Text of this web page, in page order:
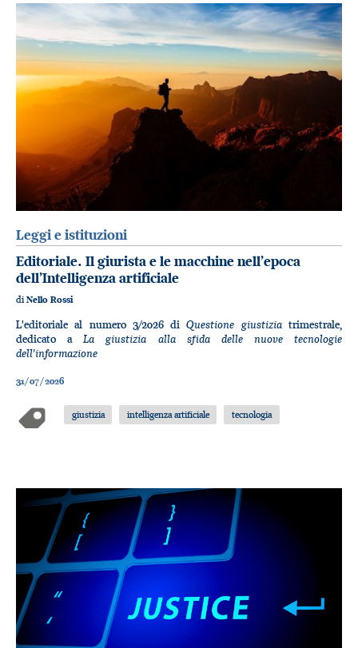
Leggi e istituzioni
Editoriale. Il giurista e le macchine nell’epoca
dell’Intelligenza artificiale
diNello Rossi
L'editoriale al numero 3/2026 diQuestione giustiziatrimestrale,
dedicato aLa giustizia alla sfida delle nuove tecnologie
dell'informazione
31/07/2026
giustizia intelligenza artificiale tecnologia